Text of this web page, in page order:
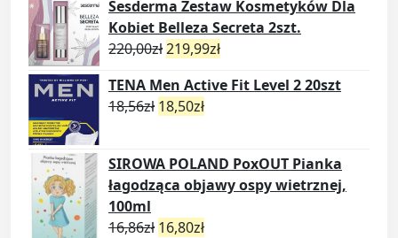
Sesderma Zestaw Kosmetyków Dla
Kobiet Belleza Secreta 2szt.
220,00zł219,99zł
TENA Men Active Fit Level 2 20szt
18,56zł 18,50zł
SIROWA POLAND PoxOUT Pianka
łagodząca objawy ospy wietrznej,
100ml
16,86zł 16,80zł